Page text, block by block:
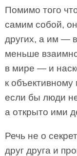
Помимо того
самим собой,
других, а им —
меньше
в мире — и
к
если бы люди
а открыто ими
Речь не о
друг друга и